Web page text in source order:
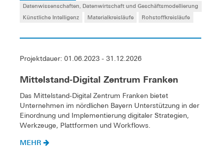
Datenwissenschaften, Datenwirtschaft und Geschäftsmodellierung
Künstliche Intelligenz
Materialkreisläufe Rohstoffkreisläufe
Projektdauer: 01.06.2023 - 31.12.2026
Mittelstand-Digital Zentrum Franken
Das Mittelstand-Digital Zentrum Franken bietet
Unternehmen im nördlichen Bayern Unterstützung in der
Einordnung und Implementierung digitaler Strategien,
Werkzeuge, Plattformen und Workflows.
MEHR